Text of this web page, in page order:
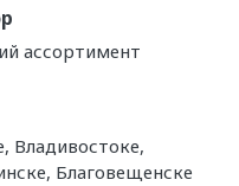
ассортимент
Владивостоке,
Благовещенске